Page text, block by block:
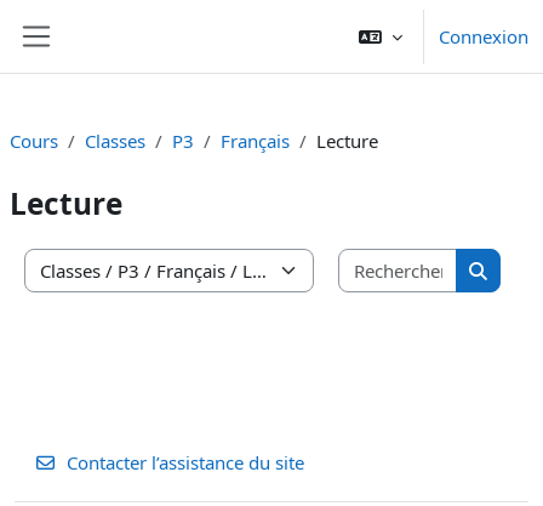
Connexion
Cours Classes P3 Français Lecture
Lecture
Catégories de cours
Contacter l’assistance du site